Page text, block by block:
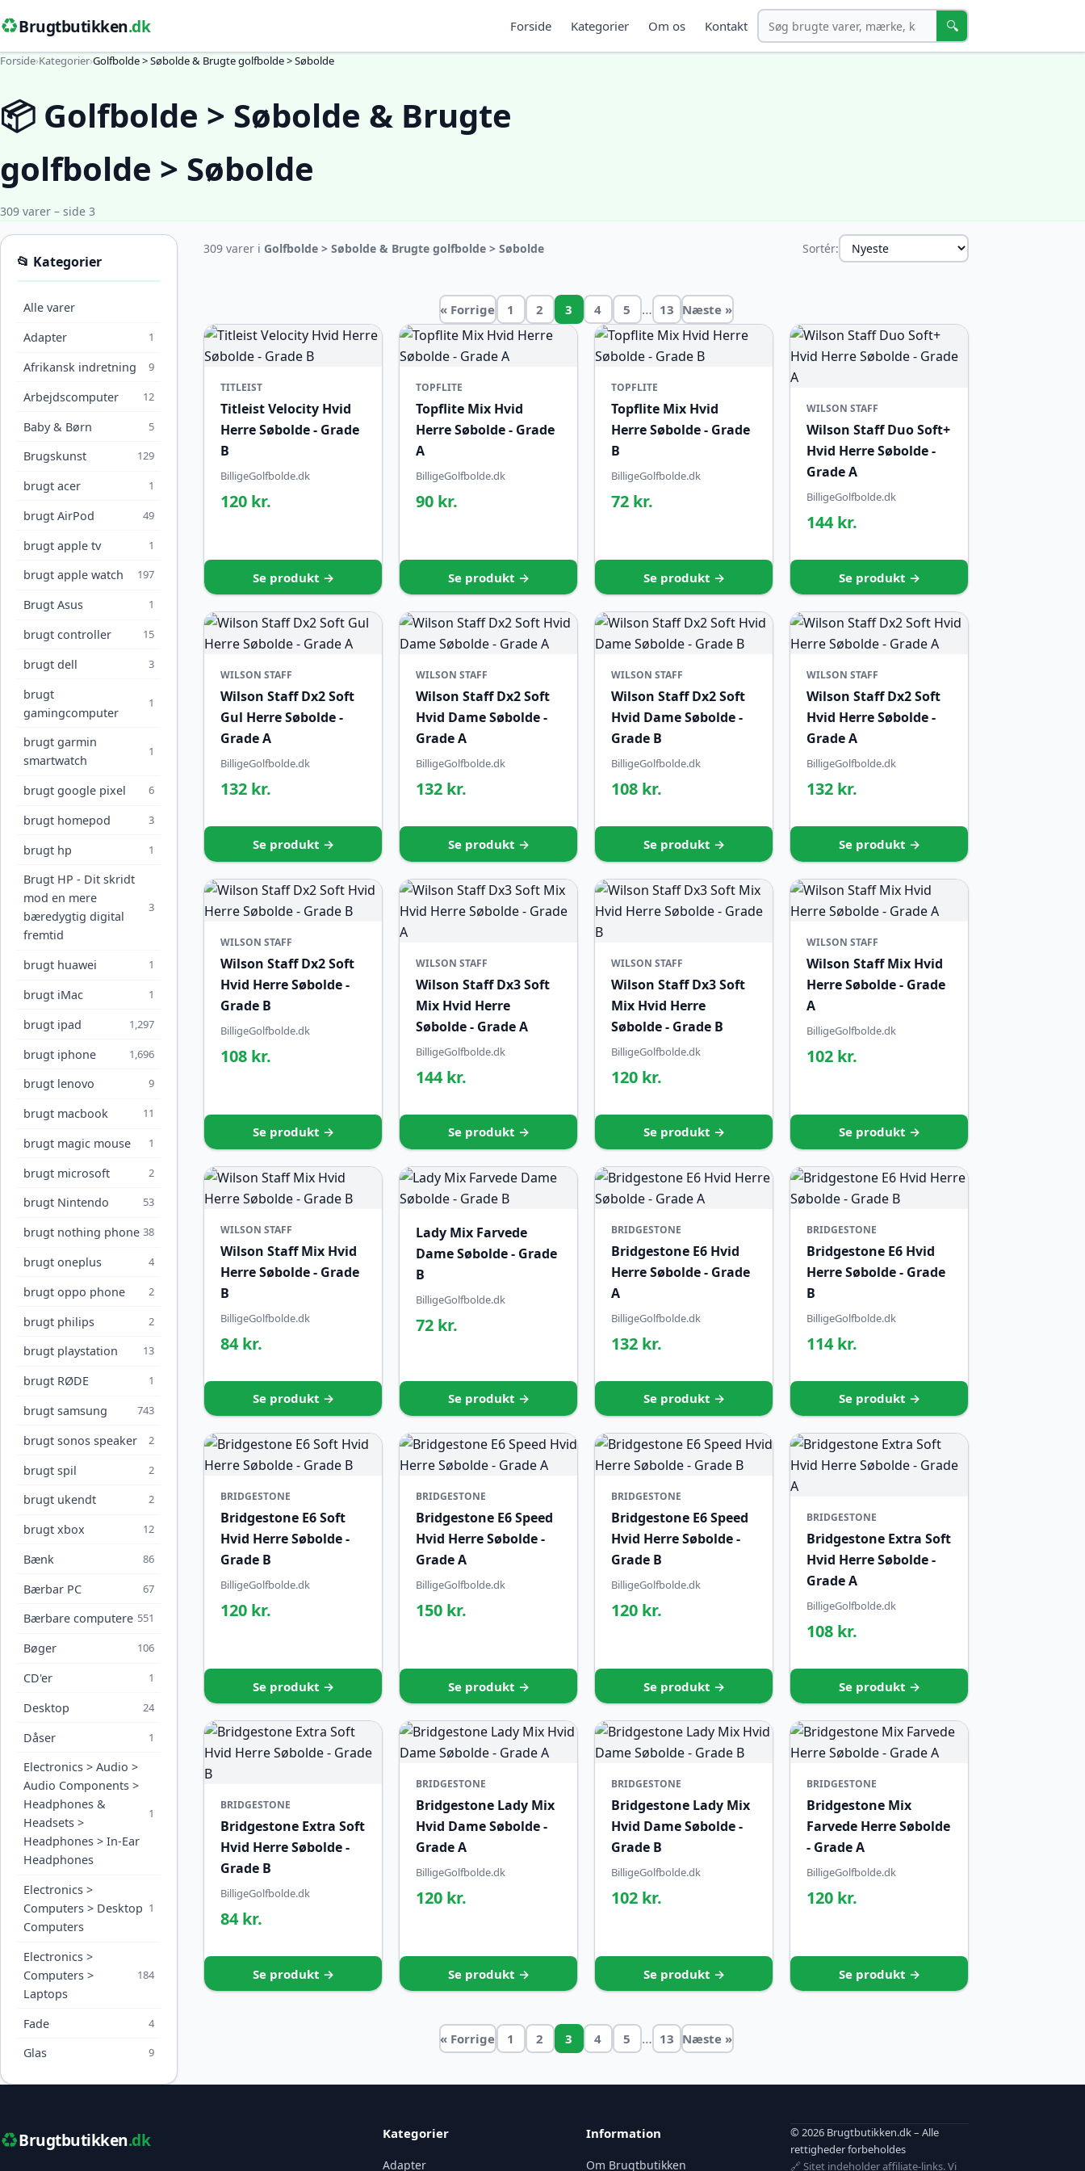
♻️Brugtbutikken.dk Forside Kategorier Om os Kontakt Søg 🔍
Forside›Kategorier›Golfbolde > Søbolde & Brugte golfbolde > Søbolde
📦 Golfbolde > Søbolde & Brugte
golfbolde > Søbolde
309 varer – side 3
📂 Kategorier
Alle varer
Adapter
1
Afrikansk indretning 9
Arbejdscomputer 12
Baby & Børn 5
Brugskunst 129
brugt acer 1
brugt AirPod 49
brugt apple tv 1
brugt apple watch 197
Brugt Asus 1
brugt controller 15
brugt dell 3
brugt
gamingcomputer
1
brugt garmin
smartwatch
1
brugt google pixel 6
brugt homepod 3
brugt hp 1
Brugt HP - Dit skridt
mod en mere
bæredygtig digital
fremtid
3
brugt huawei 1
brugt iMac 1
brugt ipad 1,297
brugt iphone 1,696
brugt lenovo 9
brugt macbook 11
brugt magic mouse 1
brugt microsoft 2
brugt Nintendo 53
brugt nothing phone 38
brugt oneplus 4
brugt oppo phone 2
brugt philips 2
brugt playstation 13
brugt RØDE 1
brugt samsung 743
brugt sonos speaker 2
brugt spil 2
brugt ukendt 2
brugt xbox 12
Bænk 86
Bærbar PC 67
Bærbare computere 551
Bøger 106
CD'er 1
Desktop 24
Dåser 1
Electronics > Audio >
Audio Components >
Headphones &
Headsets >
Headphones > In-Ear
Headphones
1
Electronics >
Computers > Desktop
Computers
1
Electronics >
Computers >
Laptops
184
Fade 4
Glas 9
309 varer i Golfbolde > Søbolde & Brugte golfbolde > Søbolde Sortér:
« Forrige 1 2 3 4 5 … 13 Næste »
TITLEIST
Titleist Velocity Hvid
Herre Søbolde - Grade
B
BilligeGolfbolde.dk
120 kr.
Se produkt →
TOPFLITE
Topflite Mix Hvid
Herre Søbolde - Grade
A
BilligeGolfbolde.dk
90 kr.
Se produkt →
TOPFLITE
Topflite Mix Hvid
Herre Søbolde - Grade
B
BilligeGolfbolde.dk
72 kr.
Se produkt →
WILSON STAFF
Wilson Staff Duo Soft+
Hvid Herre Søbolde -
Grade A
BilligeGolfbolde.dk
144 kr.
Se produkt →
WILSON STAFF
Wilson Staff Dx2 Soft
Gul Herre Søbolde -
Grade A
BilligeGolfbolde.dk
132 kr.
Se produkt →
WILSON STAFF
Wilson Staff Dx2 Soft
Hvid Dame Søbolde -
Grade A
BilligeGolfbolde.dk
132 kr.
Se produkt →
WILSON STAFF
Wilson Staff Dx2 Soft
Hvid Dame Søbolde -
Grade B
BilligeGolfbolde.dk
108 kr.
Se produkt →
WILSON STAFF
Wilson Staff Dx2 Soft
Hvid Herre Søbolde -
Grade A
BilligeGolfbolde.dk
132 kr.
Se produkt →
WILSON STAFF
Wilson Staff Dx2 Soft
Hvid Herre Søbolde -
Grade B
BilligeGolfbolde.dk
108 kr.
Se produkt →
WILSON STAFF
Wilson Staff Dx3 Soft
Mix Hvid Herre
Søbolde - Grade A
BilligeGolfbolde.dk
144 kr.
Se produkt →
WILSON STAFF
Wilson Staff Dx3 Soft
Mix Hvid Herre
Søbolde - Grade B
BilligeGolfbolde.dk
120 kr.
Se produkt →
WILSON STAFF
Wilson Staff Mix Hvid
Herre Søbolde - Grade
A
BilligeGolfbolde.dk
102 kr.
Se produkt →
WILSON STAFF
Wilson Staff Mix Hvid
Herre Søbolde - Grade
B
BilligeGolfbolde.dk
84 kr.
Se produkt →
Lady Mix Farvede
Dame Søbolde - Grade
B
BilligeGolfbolde.dk
72 kr.
Se produkt →
BRIDGESTONE
Bridgestone E6 Hvid
Herre Søbolde - Grade
A
BilligeGolfbolde.dk
132 kr.
Se produkt →
BRIDGESTONE
Bridgestone E6 Hvid
Herre Søbolde - Grade
B
BilligeGolfbolde.dk
114 kr.
Se produkt →
BRIDGESTONE
Bridgestone E6 Soft
Hvid Herre Søbolde -
Grade B
BilligeGolfbolde.dk
120 kr.
Se produkt →
BRIDGESTONE
Bridgestone E6 Speed
Hvid Herre Søbolde -
Grade A
BilligeGolfbolde.dk
150 kr.
Se produkt →
BRIDGESTONE
Bridgestone E6 Speed
Hvid Herre Søbolde -
Grade B
BilligeGolfbolde.dk
120 kr.
Se produkt →
BRIDGESTONE
Bridgestone Extra Soft
Hvid Herre Søbolde -
Grade A
BilligeGolfbolde.dk
108 kr.
Se produkt →
BRIDGESTONE
Bridgestone Extra Soft
Hvid Herre Søbolde -
Grade B
BilligeGolfbolde.dk
84 kr.
Se produkt →
BRIDGESTONE
Bridgestone Lady Mix
Hvid Dame Søbolde -
Grade A
BilligeGolfbolde.dk
120 kr.
Se produkt →
BRIDGESTONE
Bridgestone Lady Mix
Hvid Dame Søbolde -
Grade B
BilligeGolfbolde.dk
102 kr.
Se produkt →
BRIDGESTONE
Bridgestone Mix
Farvede Herre Søbolde
- Grade A
BilligeGolfbolde.dk
120 kr.
Se produkt →
« Forrige 1 2 3 4 5 … 13 Næste »
♻️Brugtbutikken.dk Kategorier
Adapter
Information
Om Brugtbutikken
© 2026 Brugtbutikken.dk – Alle
rettigheder forbeholdes
🔗 Sitet indeholder affiliate-links. Vi